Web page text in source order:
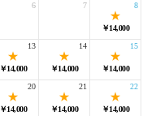
6 7
￥14,000
8
￥14,000
13
￥14,000
14
￥14,000
15
￥14,000
20
￥14,000
21
￥14,000
22